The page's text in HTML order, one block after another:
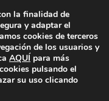
Área Privada
la finalidad de
y adaptar el
cookies de terceros
de los usuarios y
AQUÍ para más
pulsando el
su uso clicando